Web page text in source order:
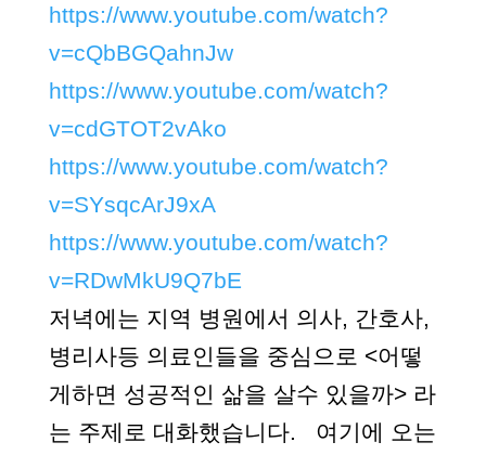
https://www.youtube.com/watch?
v=cQbBGQahnJw
https://www.youtube.com/watch?
v=cdGTOT2vAko
https://www.youtube.com/watch?
v=SYsqcArJ9xA
https://www.youtube.com/watch?
v=RDwMkU9Q7bE
저녁에는 지역 병원에서 의사, 간호사,
병리사등 의료인들을 중심으로 <어떻
게하면 성공적인 삶을 살수 있을까> 라
는 주제로 대화했습니다. 여기에 오는